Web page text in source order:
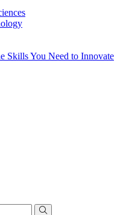
Skills You Need to Innovate